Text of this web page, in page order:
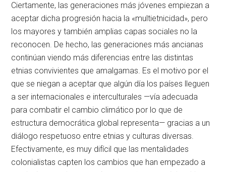
Ciertamente, las generaciones más jóvenes empiezan a
aceptar dicha progresión hacia la «multietnicidad», pero
los mayores y también amplias capas sociales no la
reconocen. De hecho, las generaciones más ancianas
continúan viendo más diferencias entre las distintas
etnias convivientes que amalgamas. Es el motivo por el
que se niegan a aceptar que algún día los países lleguen
a ser internacionales e interculturales —vía adecuada
para combatir el cambio climático por lo que de
estructura democrática global representa— gracias a un
diálogo respetuoso entre etnias y culturas diversas.
Efectivamente, es muy difícil que las mentalidades
colonialistas capten los cambios que han empezado a